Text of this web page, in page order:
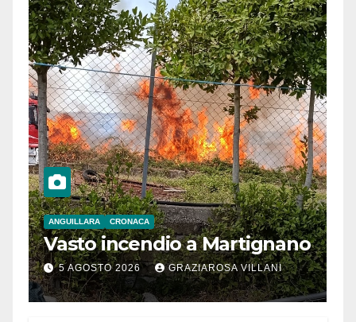
ANGUILLARA CRONACA
Vasto incendio a Martignano
5 AGOSTO 2026 GRAZIAROSA VILLANI